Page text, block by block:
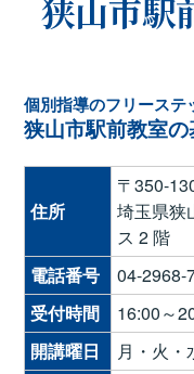
狭山市駅
個別指導のフリーステ
狭山市駅前教室の
住所
〒350-
埼玉県狭
ス 2 階
電話番号
04-2968-
受付時間
16:00～
開講曜日
月・火・